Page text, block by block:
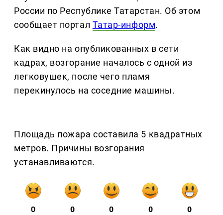
России по Республике Татарстан. Об этом
сообщает портал Татар-информ.
Как видно на опубликованных в сети
кадрах, возгорание началось с одной из
легковушек, после чего пламя
перекинулось на соседние машины.
Площадь пожара составила 5 квадратных
метров. Причины возгорания
устанавливаются.
0 0 0 0 0